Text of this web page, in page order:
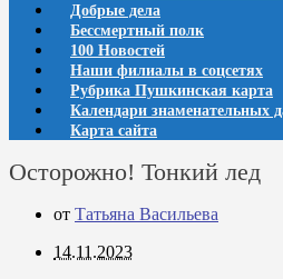
Добрые дела
Бессмертный полк
100 Новостей
Наши филиалы в соцсетях
Рубрика Пушкинская карта
Календари знаменательных
Карта сайта
Осторожно! Тонкий лед
от Татьяна Васильева
14.11.2023